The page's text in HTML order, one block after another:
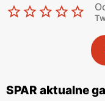
dostawców. SPAR
których zakupy będą
SPAR – produkty do
są zaopatrywane
SPAR aktualne